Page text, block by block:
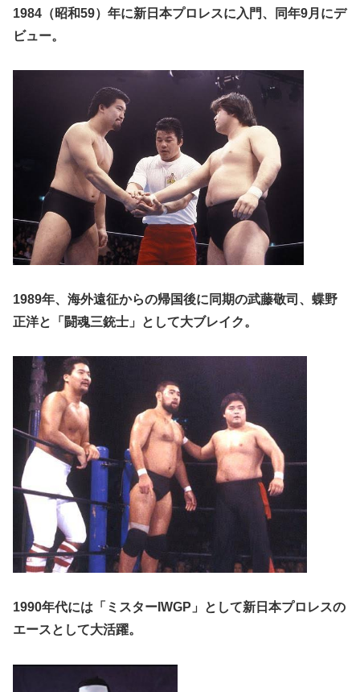
1984（昭和59）年に新日本プロレスに入門、同年9月にデ
ビュー。
1989年、海外遠征からの帰国後に同期の武藤敬司、蝶野
正洋と「闘魂三銃士」として大ブレイク。
1990年代には「ミスターIWGP」として新日本プロレスの
エースとして大活躍。